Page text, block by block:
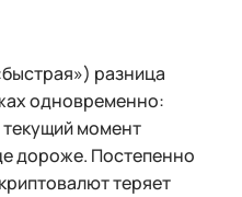
разница
одновременно:
текущий момент
дороже. Постепенно
теряет